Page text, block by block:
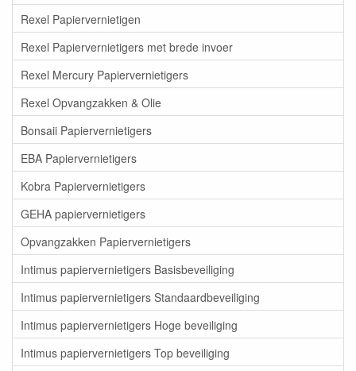
Rexel Papiervernietigen
Rexel Papiervernietigers met brede invoer
Rexel Mercury Papiervernietigers
Rexel Opvangzakken & Olie
Bonsaii Papiervernietigers
EBA Papiervernietigers
Kobra Papiervernietigers
GEHA papiervernietigers
Opvangzakken Papiervernietigers
Intimus papiervernietigers Basisbeveiliging
Intimus papiervernietigers Standaardbeveiliging
Intimus papiervernietigers Hoge beveiliging
Intimus papiervernietigers Top beveiliging